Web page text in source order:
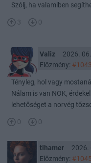
Szólj, ha valamiben
3 0
Valiz
2026.
Előzmény: #1043
Tényleg, hol vagy
Nálam is van NOK,
lehetőséget a norvég
0 0
tihamer
2026.
Előzmény: #1045